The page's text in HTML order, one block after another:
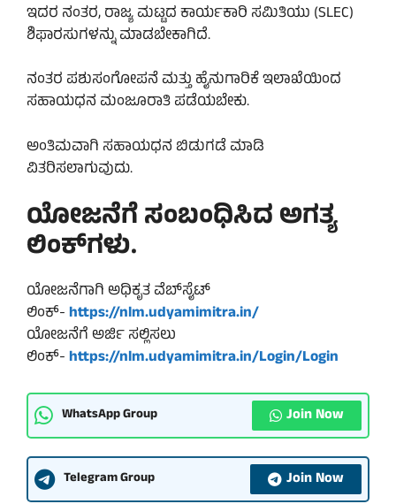
ಇದರ ನಂತರ, ರಾಜ್ಯ ಮಟ್ಟದ ಕಾರ್ಯಕಾರಿ ಸಮಿತಿಯು (SLEC)
ಶಿಫಾರಸುಗಳನ್ನು ಮಾಡಬೇಕಾಗಿದೆ.
ನಂತರ ಪಶುಸಂಗೋಪನೆ ಮತ್ತು ಹೈನುಗಾರಿಕೆ ಇಲಾಖೆಯಿಂದ
ಸಹಾಯಧನ ಮಂಜೂರಾತಿ ಪಡೆಯಬೇಕು.
ಅಂತಿಮವಾಗಿ ಸಹಾಯಧನ ಬಿಡುಗಡೆ ಮಾಡಿ
ವಿತರಿಸಲಾಗುವುದು.
ಯೋಜನೆಗೆ ಸಂಬಂಧಿಸಿದ ಅಗತ್ಯ
ಲಿಂಕ್‌ಗಳು.
ಯೋಜನೆಗಾಗಿ ಅಧಿಕೃತ ವೆಬ್‌ಸೈಟ್
ಲಿಂಕ್-https://nlm.udyamimitra.in/
ಯೋಜನೆಗೆ ಅರ್ಜಿ ಸಲ್ಲಿಸಲು
ಲಿಂಕ್-https://nlm.udyamimitra.in/Login/Login
WhatsApp Group Join Now
Telegram Group Join Now